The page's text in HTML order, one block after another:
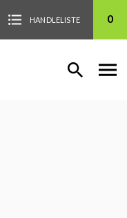
HANDLELISTE 0